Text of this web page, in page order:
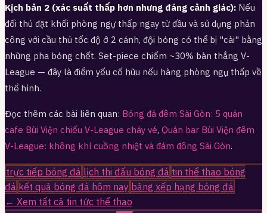
Kịch bản 2 (xác suất thấp hơn nhưng đáng cảnh giác): Nếu
đối thủ đặt khối phòng ngự thấp ngay từ đầu và sử dụng phản
công với cầu thủ tốc độ ở 2 cánh, đội bóng có thể bị "cài" bằng
những pha bóng chết. Set-piece chiếm ~30% bàn thắng V-
League — đây là điểm yếu cố hữu nếu hàng phòng ngự thấp về
thể hình.
Đọc thêm các bài liên quan: Bóng đá đêm Sài Gòn: 5 quán
cafe Bùi Viện chiếu V-League cháy vé, Quán bar Bùi Viện đêm
V-League: không khí cuồng nhiệt và đám đông Sài Gòn.
trực tiếp bóng đá lịch thi đấu bóng đá tin thể thao bóng
đá kết quả bóng đá hôm nay bảng xếp hạng bóng đá
← Xem tất cả tin tức thể thao